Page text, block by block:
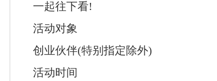
一起往下看!
活动对象
创业伙伴(特别指定除外)
活动时间